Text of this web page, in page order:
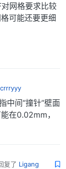
网格要求比较
可能还要更细
中间“撞针”壁面
在0.02mm，
复了 Ligang